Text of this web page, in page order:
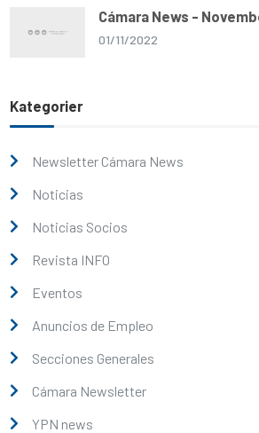
Cámara News -
01/11/2022
Kategorier
Newsletter Cámara News
Noticias
Noticias Socios
Revista INFO
Eventos
Anuncios de Empleo
Secciones Generales
Cámara Newsletter
YPN news